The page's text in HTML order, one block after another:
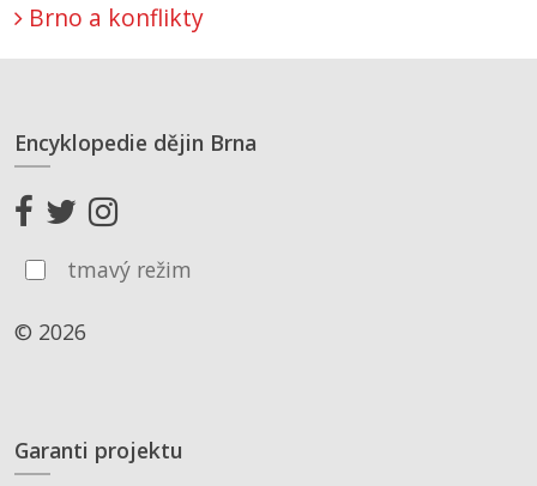
Brno a konflikty
Encyklopedie dějin Brna
tmavý režim
© 2026
Garanti projektu